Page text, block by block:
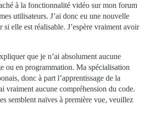
à la fonctionnalité vidéo sur mon forum
utilisateurs. J’ai donc eu une nouvelle
si elle est réalisable. J’espère vraiment avoir
que je n’ai absolument aucune
ou en programmation. Ma spécialisation
donc à part l’apprentissage de la
vraiment aucune compréhension du code.
semblent naïves à première vue, veuillez